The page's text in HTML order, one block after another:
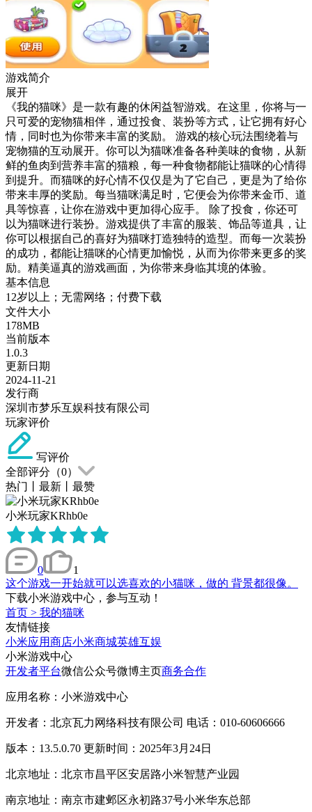
游戏简介
展开
《我的猫咪》是一款有趣的休闲益智游戏。在这里，你将与一
只可爱的宠物猫相伴，通过投食、装扮等方式，让它拥有好心
情，同时也为你带来丰富的奖励。 游戏的核心玩法围绕着与
宠物猫的互动展开。你可以为猫咪准备各种美味的食物，从新
鲜的鱼肉到营养丰富的猫粮，每一种食物都能让猫咪的心情得
到提升。而猫咪的好心情不仅仅是为了它自己，更是为了给你
带来丰厚的奖励。每当猫咪满足时，它便会为你带来金币、道
具等惊喜，让你在游戏中更加得心应手。 除了投食，你还可
以为猫咪进行装扮。游戏提供了丰富的服装、饰品等道具，让
你可以根据自己的喜好为猫咪打造独特的造型。而每一次装扮
的成功，都能让猫咪的心情更加愉悦，从而为你带来更多的奖
励。精美逼真的游戏画面，为你带来身临其境的体验。
基本信息
12岁以上；无需网络；付费下载
文件大小
178MB
当前版本
1.0.3
更新日期
2024-11-21
发行商
深圳市梦乐互娱科技有限公司
玩家评价
写评价
全部评分（0）
热门
最新 最赞
小米玩家KRhb0e
0
1
这个游戏一开始就可以选喜欢的小猫咪，做的 背景都很像。
下载小米游戏中心，参与互动！
首页 > 我的猫咪
友情链接
小米应用商店小米商城英雄互娱
小米游戏中心
开发者平台微信公众号微博主页商务合作
应用名称：小米游戏中心
开发者：北京瓦力网络科技有限公司 电话：010-60606666
版本：13.5.0.70 更新时间：2025年3月24日
北京地址：北京市昌平区安居路小米智慧产业园
南京地址：南京市建邺区永初路37号小米华东总部